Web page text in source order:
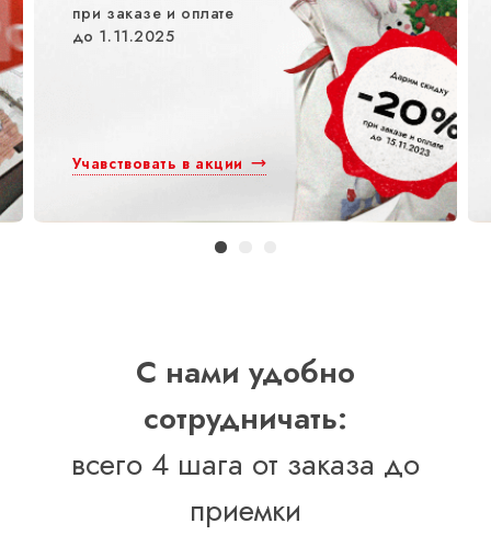
при заказе и оплате
до 1.11.2025
Учавствовать в акции
С нами удобно
сотрудничать:
всего 4 шага от заказа до
приемки